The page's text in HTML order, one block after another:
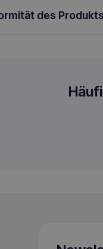
des